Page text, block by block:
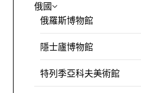
俄國
俄羅斯博物館
隱士廬博物館
特列季亞科夫美術館